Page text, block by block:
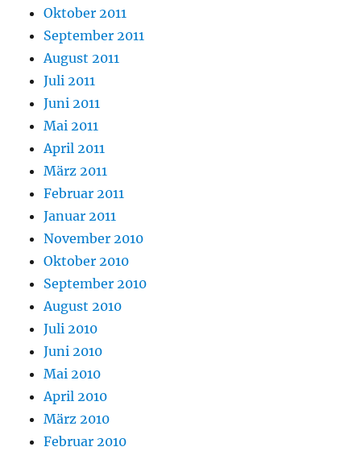
Oktober 2011
September 2011
August 2011
Juli 2011
Juni 2011
Mai 2011
April 2011
März 2011
Februar 2011
Januar 2011
November 2010
Oktober 2010
September 2010
August 2010
Juli 2010
Juni 2010
Mai 2010
April 2010
März 2010
Februar 2010